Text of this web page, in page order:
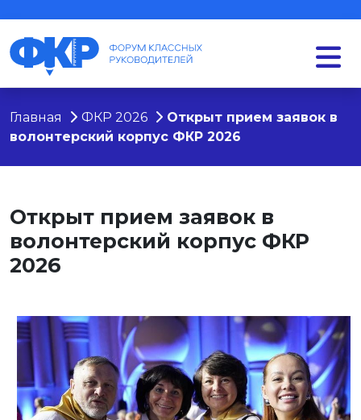
Главная ФКР 2026
Открыт прием заявок в
волонтерский корпус ФКР 2026
Открыт прием заявок в
волонтерский корпус ФКР
2026